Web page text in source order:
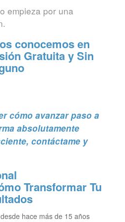
empieza por una
conocemos en
Gratuita y Sin
cómo avanzar paso a
absolutamente
contáctame y
Transformar Tu
hace más de 15 años